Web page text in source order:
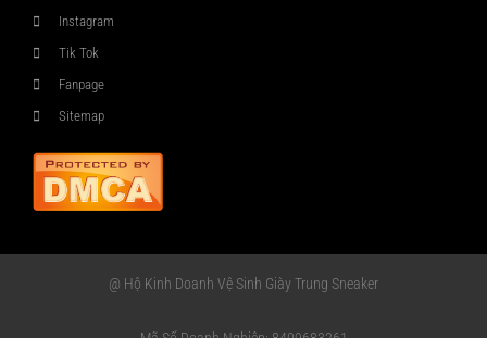
Instagram
Tik Tok
Fanpage
Sitemap
@ Hộ Kinh Doanh Vệ Sinh Giày Trung Sneaker